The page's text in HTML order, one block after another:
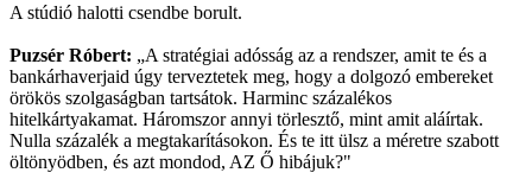
A stúdió halotti csendbe borult.
Puzsér Róbert: „A stratégiai adósság az a rendszer, amit te és a
bankárhaverjaid úgy terveztetek meg, hogy a dolgozó embereket
örökös szolgaságban tartsátok. Harminc százalékos
hitelkártyakamat. Háromszor annyi törlesztő, mint amit aláírtak.
Nulla százalék a megtakarításokon. És te itt ülsz a méretre szabott
öltönyödben, és azt mondod, AZ Ő hibájuk?"